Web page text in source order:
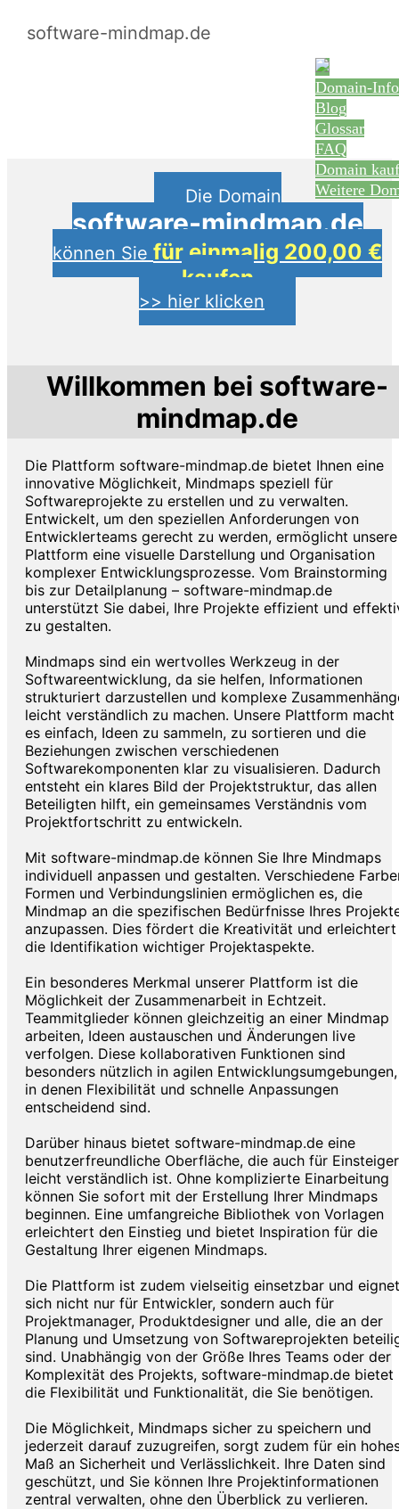
software-mindmap.de
Domain-
Blog
Glossar
FAQ
Domain
Weitere
Die Domain
software-mindmap.de
können Sie für einmalig 200,00 €
kaufen
>> hier klicken
Willkommen bei software-
mindmap.de
Die Plattform software-mindmap.de bietet Ihnen eine
innovative Möglichkeit, Mindmaps speziell für
Softwareprojekte zu erstellen und zu verwalten.
Entwickelt, um den speziellen Anforderungen von
Entwicklerteams gerecht zu werden, ermöglicht unsere
Plattform eine visuelle Darstellung und Organisation
komplexer Entwicklungsprozesse. Vom Brainstorming
bis zur Detailplanung – software-mindmap.de
unterstützt Sie dabei, Ihre Projekte effizient und
zu gestalten.
Mindmaps sind ein wertvolles Werkzeug in der
Softwareentwicklung, da sie helfen, Informationen
strukturiert darzustellen und komplexe
leicht verständlich zu machen. Unsere Plattform macht
es einfach, Ideen zu sammeln, zu sortieren und die
Beziehungen zwischen verschiedenen
Softwarekomponenten klar zu visualisieren. Dadurch
entsteht ein klares Bild der Projektstruktur, das allen
Beteiligten hilft, ein gemeinsames Verständnis vom
Projektfortschritt zu entwickeln.
Mit software-mindmap.de können Sie Ihre Mindmaps
individuell anpassen und gestalten. Verschiedene
Formen und Verbindungslinien ermöglichen es, die
Mindmap an die spezifischen Bedürfnisse Ihres
anzupassen. Dies fördert die Kreativität und erleichtert
die Identifikation wichtiger Projektaspekte.
Ein besonderes Merkmal unserer Plattform ist die
Möglichkeit der Zusammenarbeit in Echtzeit.
Teammitglieder können gleichzeitig an einer Mindmap
arbeiten, Ideen austauschen und Änderungen live
verfolgen. Diese kollaborativen Funktionen sind
besonders nützlich in agilen Entwicklungsumgebungen,
in denen Flexibilität und schnelle Anpassungen
entscheidend sind.
Darüber hinaus bietet software-mindmap.de eine
benutzerfreundliche Oberfläche, die auch für Einsteiger
leicht verständlich ist. Ohne komplizierte Einarbeitung
können Sie sofort mit der Erstellung Ihrer Mindmaps
beginnen. Eine umfangreiche Bibliothek von Vorlagen
erleichtert den Einstieg und bietet Inspiration für die
Gestaltung Ihrer eigenen Mindmaps.
Die Plattform ist zudem vielseitig einsetzbar und eignet
sich nicht nur für Entwickler, sondern auch für
Projektmanager, Produktdesigner und alle, die an der
Planung und Umsetzung von Softwareprojekten
sind. Unabhängig von der Größe Ihres Teams oder der
Komplexität des Projekts, software-mindmap.de bietet
die Flexibilität und Funktionalität, die Sie benötigen.
Die Möglichkeit, Mindmaps sicher zu speichern und
jederzeit darauf zuzugreifen, sorgt zudem für ein
Maß an Sicherheit und Verlässlichkeit. Ihre Daten sind
geschützt, und Sie können Ihre Projektinformationen
zentral verwalten, ohne den Überblick zu verlieren.